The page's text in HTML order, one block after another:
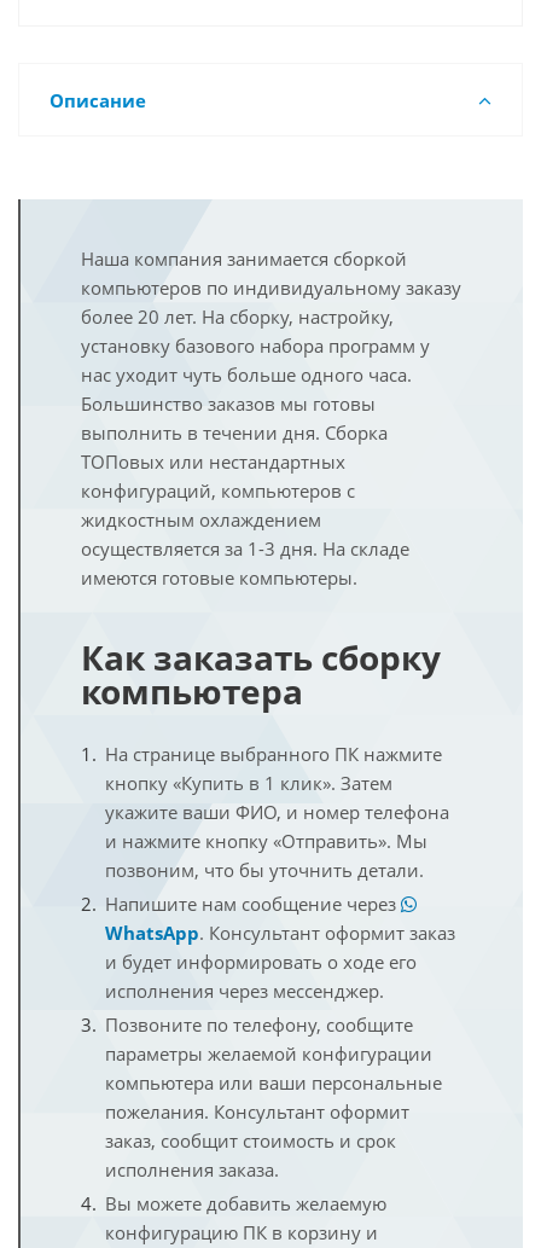
Описание
Наша компания занимается сборкой
компьютеров по индивидуальному заказу
более 20 лет. На сборку, настройку,
установку базового набора программ у
нас уходит чуть больше одного часа.
Большинство заказов мы готовы
выполнить в течении дня. Сборка
ТОПовых или нестандартных
конфигураций, компьютеров с
жидкостным охлаждением
осуществляется за 1-3 дня. На складе
имеются готовые компьютеры.
Как заказать сборку
компьютера
На странице выбранного ПК нажмите
кнопку «Купить в 1 клик». Затем
укажите ваши ФИО, и номер телефона
и нажмите кнопку «Отправить». Мы
позвоним, что бы уточнить детали.
Напишите нам сообщение через
WhatsApp. Консультант оформит заказ
и будет информировать о ходе его
исполнения через мессенджер.
Позвоните по телефону, сообщите
параметры желаемой конфигурации
компьютера или ваши персональные
пожелания. Консультант оформит
заказ, сообщит стоимость и срок
исполнения заказа.
Вы можете добавить желаемую
конфигурацию ПК в корзину и